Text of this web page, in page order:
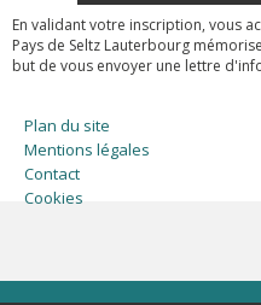
En validant votre inscription, vous
Pays de Seltz Lauterbourg
but de vous envoyer une lettre
Plan du site
Mentions légales
Contact
Cookies